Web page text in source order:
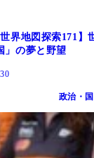
世界地図探索171】
」の夢と野望
政治・